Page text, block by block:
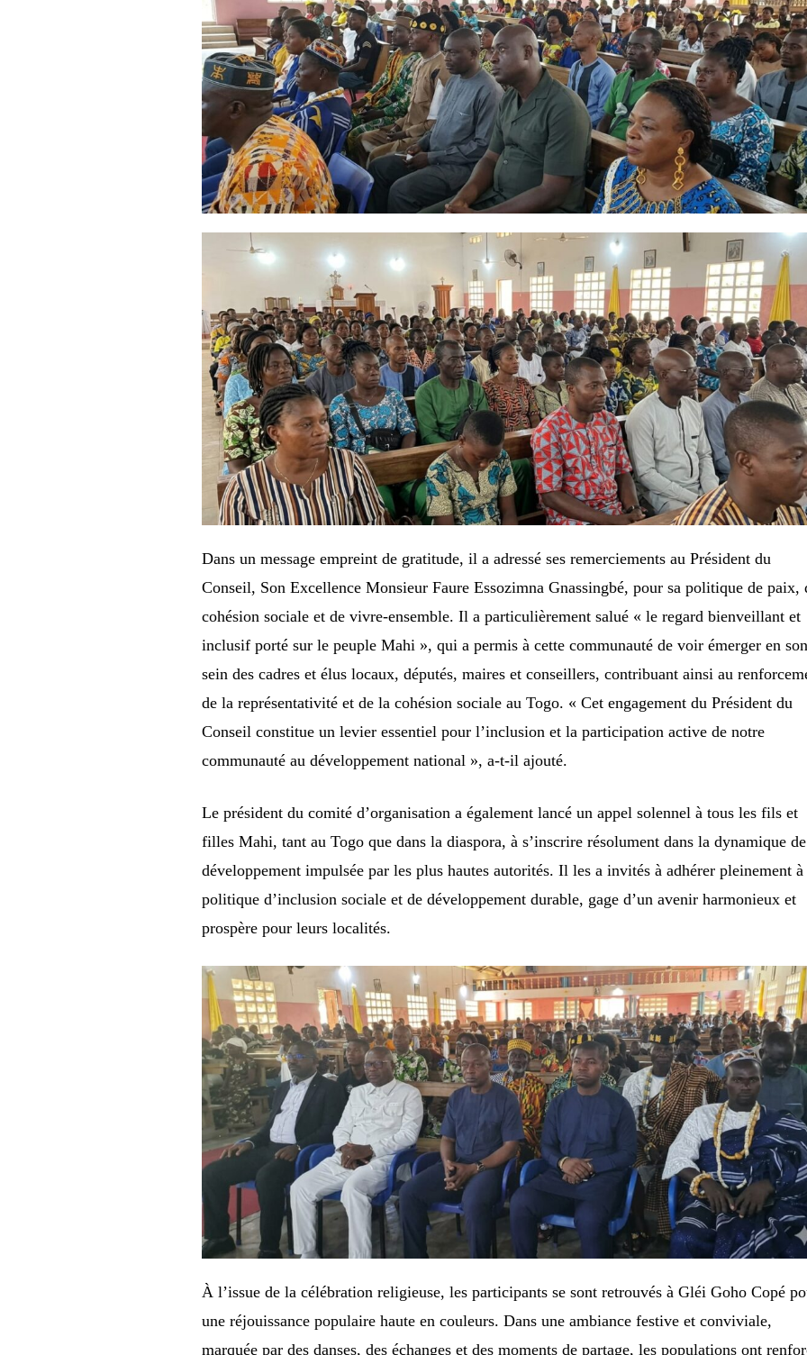
Dans un message empreint de gratitude, il a adressé ses remerciements au Président du
Conseil, Son Excellence Monsieur Faure Essozimna Gnassingbé, pour sa politique de paix,
cohésion sociale et de vivre-ensemble. Il a particulièrement salué « le regard bienveillant et
inclusif porté sur le peuple Mahi », qui a permis à cette communauté de voir émerger en
sein des cadres et élus locaux, députés, maires et conseillers, contribuant ainsi au
de la représentativité et de la cohésion sociale au Togo. « Cet engagement du Président du
Conseil constitue un levier essentiel pour l’inclusion et la participation active de notre
communauté au développement national », a-t-il ajouté.
Le président du comité d’organisation a également lancé un appel solennel à tous les fils et
filles Mahi, tant au Togo que dans la diaspora, à s’inscrire résolument dans la dynamique de
développement impulsée par les plus hautes autorités. Il les a invités à adhérer pleinement
politique d’inclusion sociale et de développement durable, gage d’un avenir harmonieux et
prospère pour leurs localités.
À l’issue de la célébration religieuse, les participants se sont retrouvés à Gléi Goho Copé
une réjouissance populaire haute en couleurs. Dans une ambiance festive et conviviale,
marquée par des danses, des échanges et des moments de partage, les populations ont